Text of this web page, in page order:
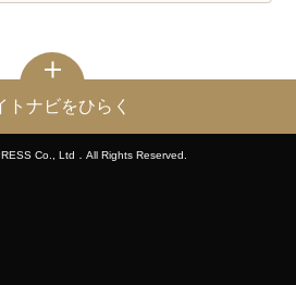
トナビをひらく
Co., Ltd．All Rights Reserved.